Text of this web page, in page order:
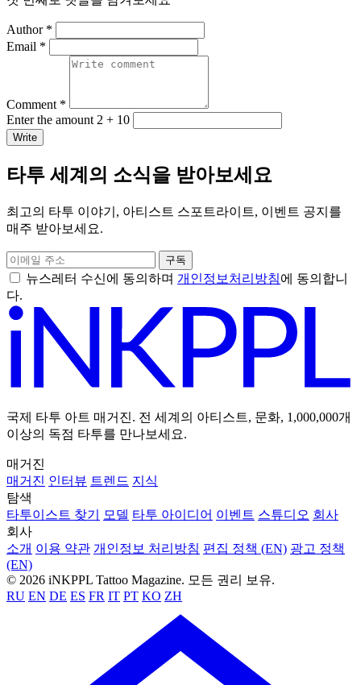
Author *
Email *
Comment *
Enter the amount 2 + 10
Write
타투 세계의 소식을 받아보세요
최고의 타투 이야기, 아티스트 스포트라이트, 이벤트 공지를
매주 받아보세요.
구독
뉴스레터 수신에 동의하며 개인정보처리방침에 동의합니
다.
국제 타투 아트 매거진. 전 세계의 아티스트, 문화, 1,000,000개
이상의 독점 타투를 만나보세요.
매거진
매거진 인터뷰 트렌드 지식
탐색
타투이스트 찾기
모델 타투 아이디어 이벤트 스튜디오 회사
회사
소개 이용 약관 개인정보 처리방침 편집 정책 (EN) 광고 정책
(EN)
© 2026 iNKPPL Tattoo Magazine. 모든 권리 보유.
RU EN DE ES FR IT PT KO ZH